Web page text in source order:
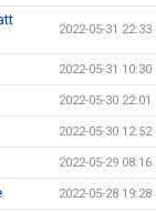
2022-05-31 22:33
2022-05-31 10:30
2022-05-30 22:01
2022-05-30 12:52
2022-05-29 08:16
2022-05-28 19:28